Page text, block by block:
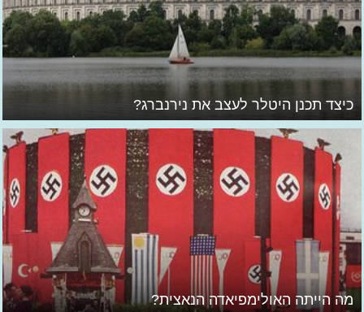
כיצד תכנן היטלר לעצב את נירנברג?
מה הייתה האולימפיאדה הנאצית?